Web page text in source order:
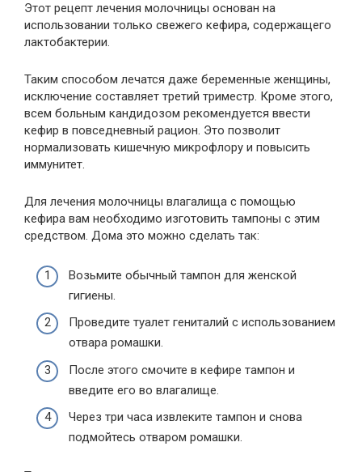
Этот рецепт лечения молочницы основан на
использовании только свежего кефира, содержащего
лактобактерии.
Таким способом лечатся даже беременные женщины,
исключение составляет третий триместр. Кроме этого,
всем больным кандидозом рекомендуется ввести
кефир в повседневный рацион. Это позволит
нормализовать кишечную микрофлору и повысить
иммунитет.
Для лечения молочницы влагалища с помощью
кефира вам необходимо изготовить тампоны с этим
средством. Дома это можно сделать так:
Возьмите обычный тампон для женской
гигиены.
Проведите туалет гениталий с использованием
отвара ромашки.
После этого смочите в кефире тампон и
введите его во влагалище.
Через три часа извлеките тампон и снова
подмойтесь отваром ромашки.